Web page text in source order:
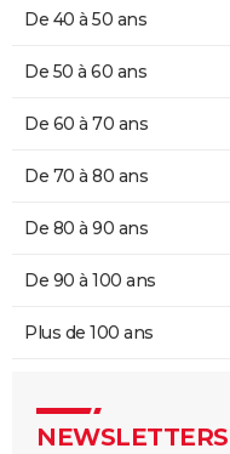
De 40 à 50 ans
De 50 à 60 ans
De 60 à 70 ans
De 70 à 80 ans
De 80 à 90 ans
De 90 à 100 ans
Plus de 100 ans
NEWSLETTERS